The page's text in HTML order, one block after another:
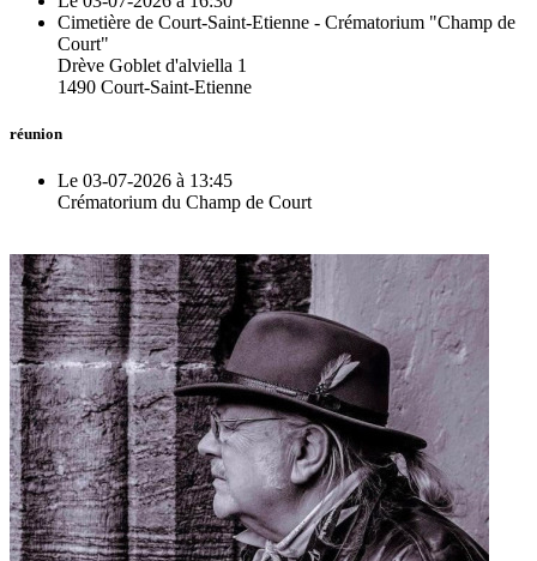
Cimetière de Court-Saint-Etienne - Crématorium "Champ de
Court"
Drève Goblet d'alviella 1
1490 Court-Saint-Etienne
réunion
Le 03-07-2026 à 13:45
Crématorium du Champ de Court